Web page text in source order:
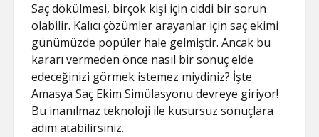
Saç dökülmesi, birçok kişi için ciddi bir sorun
olabilir. Kalıcı çözümler arayanlar için saç ekimi
günümüzde popüler hale gelmiştir. Ancak bu
kararı vermeden önce nasıl bir sonuç elde
edeceğinizi görmek istemez miydiniz? İşte
Amasya Saç Ekim Simülasyonu devreye giriyor!
Bu inanılmaz teknoloji ile kusursuz sonuçlara
adım atabilirsiniz.